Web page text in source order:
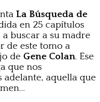
La Búsqueda de
en 25 capítulos
a buscar a su madre
de este tomo a
de Gene Colan. Ese
que nos
aquella que